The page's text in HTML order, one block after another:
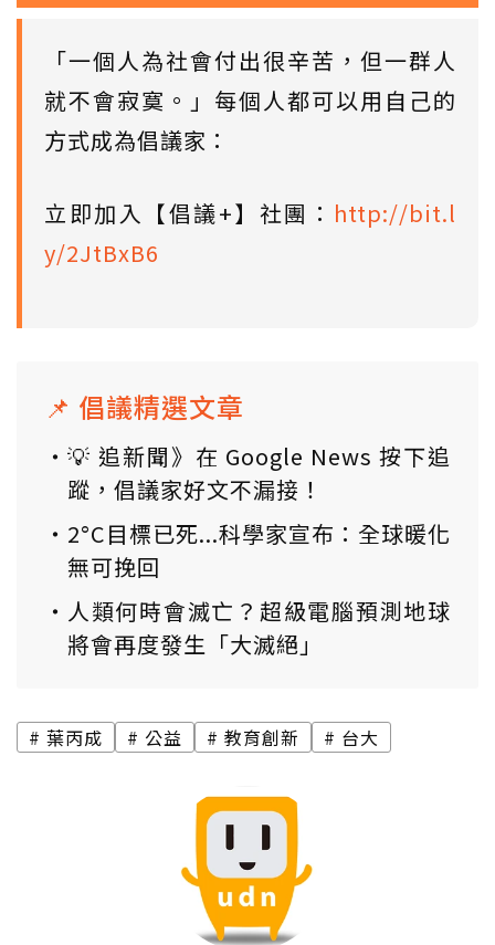
「一個人為社會付出很辛苦，但一群人
就不會寂寞。」每個人都可以用自己的
方式成為倡議家：
立即加入【倡議+】社團： http://bit.l
y/2JtBxB6
📌 倡議精選文章
💡 追新聞》在 Google News 按下追
蹤，倡議家好文不漏接！
2°C目標已死...科學家宣布：全球暖化
無可挽回
人類何時會滅亡？超級電腦預測地球
將會再度發生「大滅絕」
葉丙成 公益 教育創新 台大